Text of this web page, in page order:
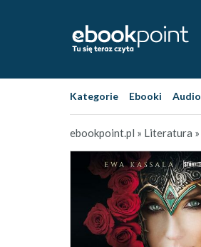
Kategorie Ebooki
ebookpoint.pl » Literatura »